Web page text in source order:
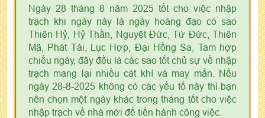
Ngày 28 tháng 8 năm 2025 tốt cho việc nhập
trạch khi ngày này là ngày hoàng đạo có sao
Thiên Hỷ, Hỷ Thần, Nguyệt Đức, Tứ Đức, Thiên
Mã, Phát Tài, Lục Hợp, Đại Hồng Sa, Tam hợp
chiếu ngày, đây đều là các sao tốt chủ sự về nhập
trạch mang lại nhiều cát khí và may mắn. Nếu
ngày 28-8-2025 không có các yếu tố này thì bạn
nên chọn một ngày khác trong tháng tốt cho việc
nhập trạch về nhà mới để tiến hành công việc.